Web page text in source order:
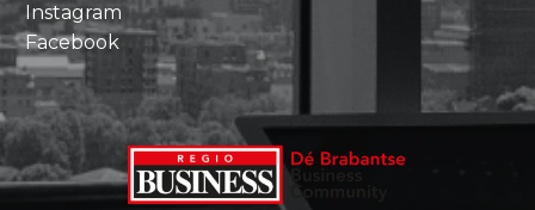
Instagram
Facebook